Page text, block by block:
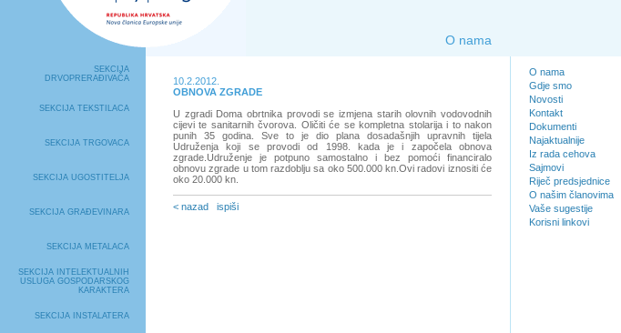
O nama
SEKCIJA
DRVOPRERAĐIVAČA
SEKCIJA TEKSTILACA
SEKCIJA TRGOVACA
SEKCIJA UGOSTITELJA
SEKCIJA GRAĐEVINARA
SEKCIJA METALACA
SEKCIJA INTELEKTUALNIH
USLUGA GOSPODARSKOG
KARAKTERA
SEKCIJA INSTALATERA
10.2.2012.
OBNOVA ZGRADE
U zgradi Doma obrtnika provodi se izmjena starih olovnih vodovodnih
cijevi te sanitarnih čvorova. Oličiti će se kompletna stolarija i to nakon
punih 35 godina. Sve to je dio plana dosadašnjih upravnih tijela
Udruženja koji se provodi od 1998. kada je i započela obnova
zgrade.Udruženje je potpuno samostalno i bez pomoći financiralo
obnovu zgrade u tom razdoblju sa oko 500.000 kn.Ovi radovi iznositi će
oko 20.000 kn.
< nazad ispiši
O nama
Gdje smo
Novosti
Kontakt
Dokumenti
Najaktualnije
Iz rada cehova
Sajmovi
Riječ predsjednice
O našim članovima
Vaše sugestije
Korisni linkovi